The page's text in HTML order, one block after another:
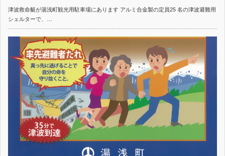
津波救命艇が湯浅町観光用駐車場にあります アルミ合金製の定員25 名の津波避難用
シェルターで、…